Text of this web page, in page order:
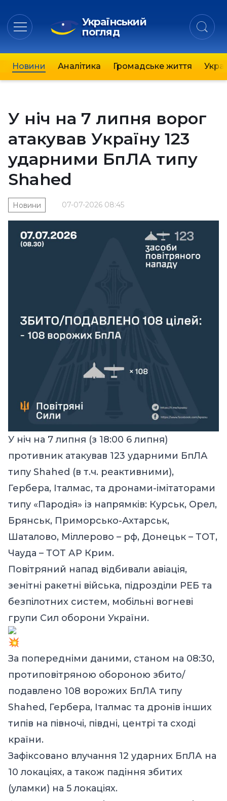
Український
погляд
Новини Аналітика Громадське життя
У ніч на 7 липня ворог
атакував Україну 123
ударними БпЛА типу
Shahed
07-07-2026 08:45
Новини
У ніч на 7 липня (з 18:00 6 липня)
противник атакував 123 ударними БпЛА
типу Shahed (в т.ч. реактивними),
Гербера, Італмас, та дронами-імітаторами
типу «Пародія» із напрямків: Курськ, Орел,
Брянськ, Приморсько-Ахтарськ,
Шаталово, Міллерово – рф, Донецьк – ТОТ,
Чауда – ТОТ АР Крим.
Повітряний напад відбивали авіація,
зенітні ракетні війська, підрозділи РЕБ та
безпілотних систем, мобільні вогневі
групи Сил оборони України.
За попередніми даними, станом на 08:30,
протиповітряною обороною збито/
подавлено 108 ворожих БпЛА типу
Shahed, Гербера, Італмас та дронів інших
типів на півночі, півдні, центрі та сході
країни.
Зафіксовано влучання 12 ударних БпЛА на
10 локаціях, а також падіння збитих
(уламки) на 5 локаціях.